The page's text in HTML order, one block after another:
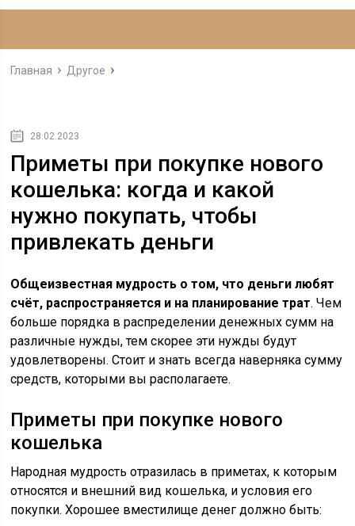
Главная Другое
28.02.2023
Приметы при покупке нового
кошелька: когда и какой
нужно покупать, чтобы
привлекать деньги
Общеизвестная мудрость о том, что деньги любят
счёт, распространяется и на планирование трат. Чем
больше порядка в распределении денежных сумм на
различные нужды, тем скорее эти нужды будут
удовлетворены. Стоит и знать всегда наверняка сумму
средств, которыми вы располагаете.
Приметы при покупке нового
кошелька
Народная мудрость отразилась в приметах, к которым
относятся и внешний вид кошелька, и условия его
покупки. Хорошее вместилище денег должно быть: